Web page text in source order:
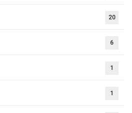
20
6
1
1